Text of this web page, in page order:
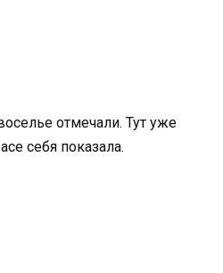
отмечали. Тут уже
себя показала.